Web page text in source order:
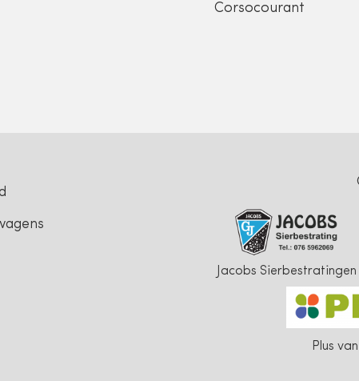
Corsocourant
Jacobs Sierbestratingen
Plus